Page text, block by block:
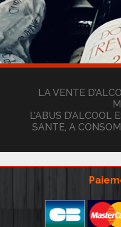
LA VENTE
L’ABUS
SANTE, A